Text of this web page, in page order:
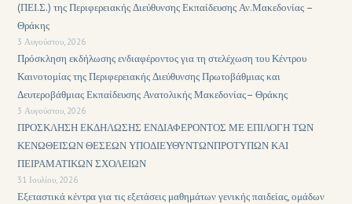
(ΠΕΙ.Σ.) της Περιφερειακής Διεύθυνσης Εκπαίδευσης Αν.Μακεδονίας –
Θράκης
3 Αυγούστου, 2026
Πρόσκληση εκδήλωσης ενδιαφέροντος για τη στελέχωση του Κέντρου
Καινοτομίας της Περιφερειακής Διεύθυνσης Πρωτοβάθμιας και
Δευτεροβάθμιας Εκπαίδευσης Ανατολικής Μακεδονίας– Θράκης
3 Αυγούστου, 2026
ΠΡΟΣΚΛΗΣΗ ΕΚΔΗΛΩΣΗΣ ΕΝΔΙΑΦΕΡΟΝΤΟΣ ΜΕ ΕΠΙΛΟΓΗ ΤΩΝ
ΚΕΝΩΘΕΙΣΩΝ ΘΕΣΕΩΝ ΥΠΟΔΙΕΥΘΥΝΤΩΝΠΡΟΤΥΠΩΝ ΚΑΙ
ΠΕΙΡΑΜΑΤΙΚΩΝ ΣΧΟΛΕΙΩΝ
31 Ιουλίου, 2026
Εξεταστικά κέντρα για τις εξετάσεις μαθημάτων γενικής παιδείας, ομάδων